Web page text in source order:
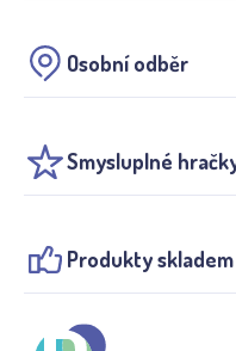
Osobní odběr
Smysluplné
Produkty skladem